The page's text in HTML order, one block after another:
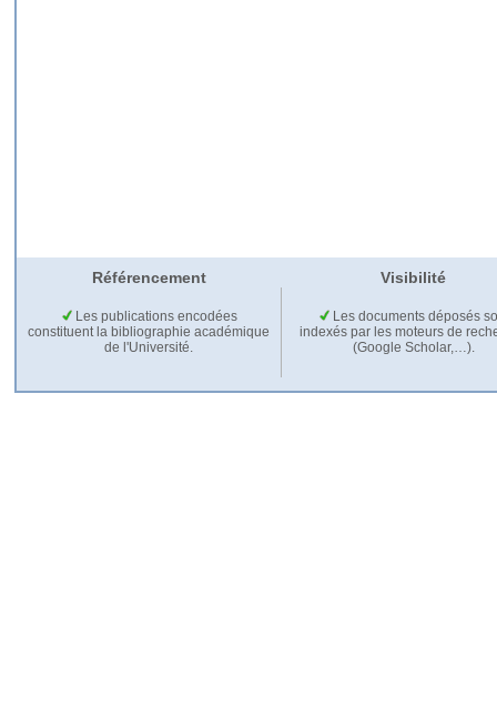
Référencement Visibilité
Les publications encodées
constituent la bibliographie académique
de l'Université.
Les documents déposés
indexés par les moteurs de
(Google Scholar,…).